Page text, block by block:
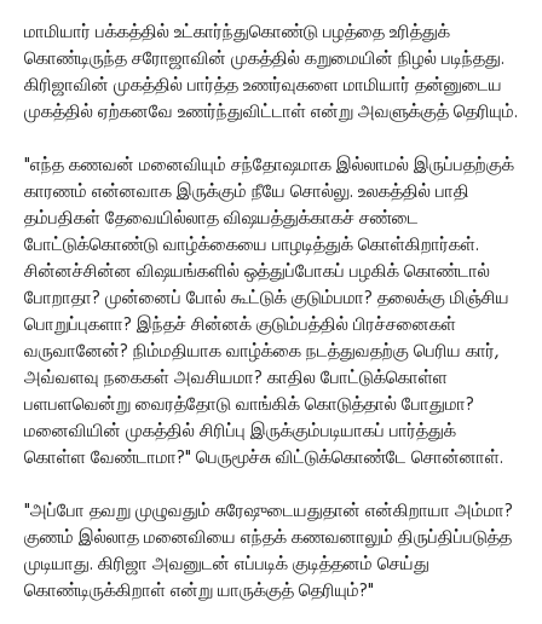
மாமியார் பக்கத்தில் உட்கார்ந்துகொண்டு பழத்தை உரித்துக்
கொண்டிருந்த சரோஜாவின் முகத்தில் கறுமையின் நிழல் படிந்தது.
கிரிஜாவின் முகத்தில் பார்த்த உணர்வுகளை மாமியார் தன்னுடைய
முகத்தில் ஏற்கனவே உணர்ந்துவிட்டாள் என்று அவளுக்குத் தெரியும்.
"எந்த கணவன் மனைவியும் சந்தோஷமாக இல்லாமல் இருப்பதற்குக்
காரணம் என்னவாக இருக்கும் நீயே சொல்லு. உலகத்தில் பாதி
தம்பதிகள் தேவையில்லாத விஷயத்துக்காகச் சண்டை
போட்டுக்கொண்டு வாழ்க்கையை பாழடித்துக் கொள்கிறார்கள்.
சின்னச்சின்ன விஷயங்களில் ஒத்துப்போகப் பழகிக் கொண்டால்
போறாதா? முன்னைப் போல் கூட்டுக் குடும்பமா? தலைக்கு மிஞ்சிய
பொறுப்புகளா? இந்தச் சின்னக் குடும்பத்தில் பிரச்சனைகள்
வருவானேன்? நிம்மதியாக வாழ்க்கை நடத்துவதற்கு பெரிய கார்,
அவ்வளவு நகைகள் அவசியமா? காதில போட்டுக்கொள்ள
பளபளவென்று வைரத்தோடு வாங்கிக் கொடுத்தால் போதுமா?
மனைவியின் முகத்தில் சிரிப்பு இருக்கும்படியாகப் பார்த்துக்
கொள்ள வேண்டாமா?" பெருமூச்சு விட்டுக்கொண்டே சொன்னாள்.
"அப்போ தவறு முழுவதும் சுரேஷுடையதுதான் என்கிறாயா அம்மா?
குணம் இல்லாத மனைவியை எந்தக் கணவனாலும் திருப்திப்படுத்த
முடியாது. கிரிஜா அவனுடன் எப்படிக் குடித்தனம் செய்து
கொண்டிருக்கிறாள் என்று யாருக்குத் தெரியும்?"